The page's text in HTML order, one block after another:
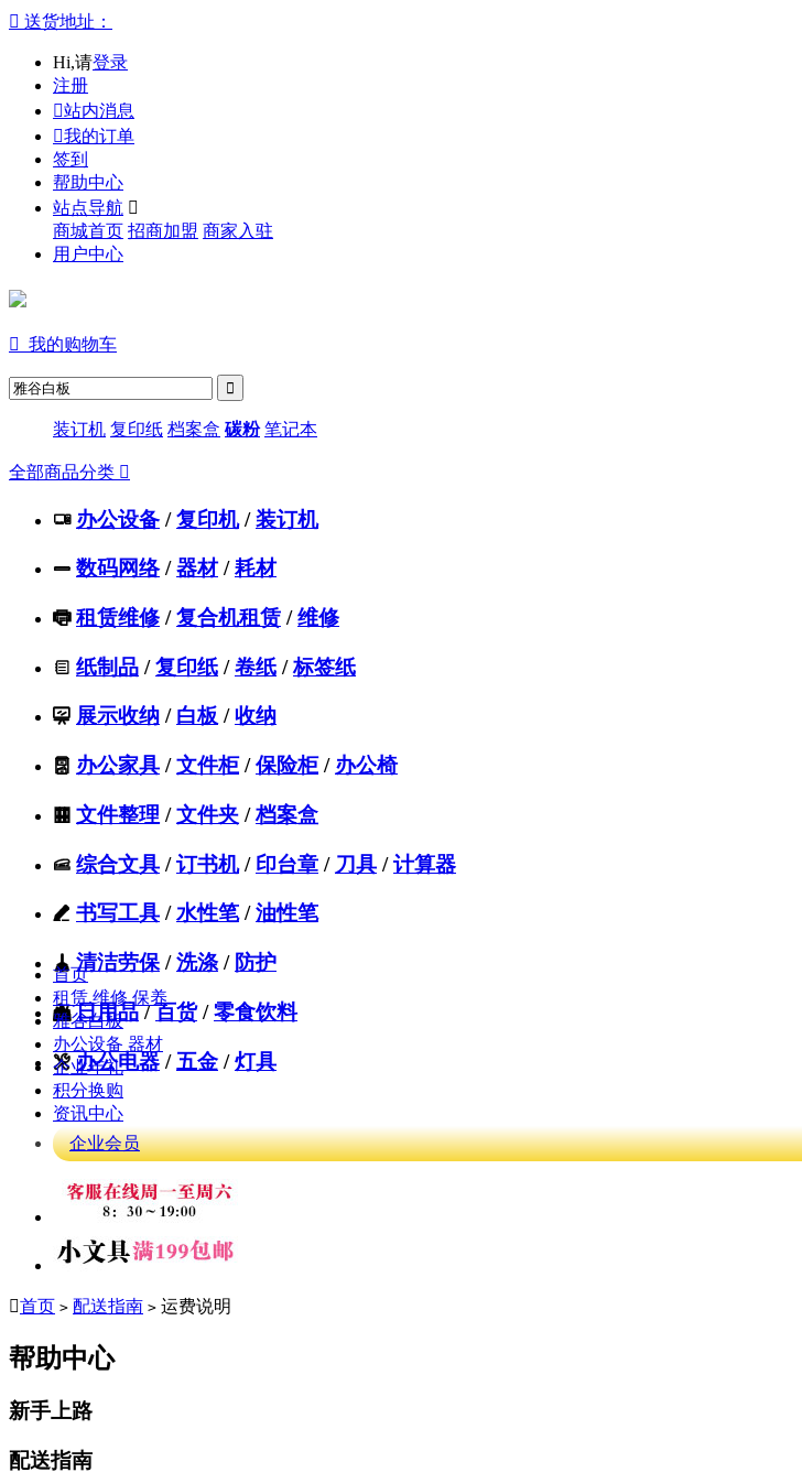
 送货地址：
Hi,请登录
注册
站内消息
我的订单
签到
帮助中心
站点导航 
商城首页 招商加盟 商家入驻
用户中心
 我的购物车
装订机 复印纸 档案盒 碳粉 笔记本
全部商品分类 
 办公设备 / 复印机 / 装订机
 数码网络 / 器材 / 耗材
 租赁维修 / 复合机租赁 / 维修
 纸制品 / 复印纸 / 卷纸 / 标签纸
 展示收纳 / 白板 / 收纳
 办公家具 / 文件柜 / 保险柜 / 办公椅
 文件整理 / 文件夹 / 档案盒
 综合文具 / 订书机 / 印台章 / 刀具 / 计算器
 书写工具 / 水性笔 / 油性笔
 清洁劳保 / 洗涤 / 防护
 日用品 / 百货 / 零食饮料
 办公电器 / 五金 / 灯具
首页
租赁.维修.保养
雅谷白板
办公设备 器材
企业年礼
积分换购
资讯中心
企业会员
首页 > 配送指南 > 运费说明
帮助中心
新手上路
配送指南